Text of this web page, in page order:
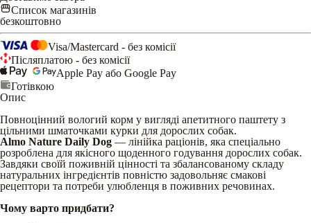
Список магазинів
безкоштовно
Visa/Mastercard - без комісії
Післяплатою - без комісії
Apple Pay або Google Pay
Готівкою
Опис
Повноцінний вологий корм у вигляді апетитного паштету з
цільними шматочками курки для дорослих собак.
Almo Nature Daily Dog — лінійка раціонів, яка спеціально
розроблена для якісного щоденного годування дорослих собак.
Завдяки своїй поживній цінності та збалансованому складу
натуральних інгредієнтів повністю задовольняє смакові
рецептори та потреби улюбленця в поживних речовинах.
Чому варто придбати?